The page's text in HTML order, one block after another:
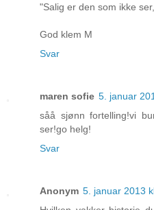
"Salig er den som ikke
God klem M
Svar
maren sofie 5. januar
såå sjønn fortelling!vi
ser!go helg!
Svar
Anonym 5. januar 2013